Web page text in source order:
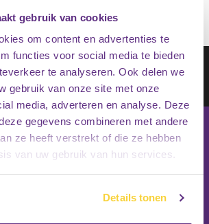
gebruik van cookies
om content en advertenties te
functies voor social media te bieden
te analyseren. Ook delen we
gebruik van onze site met onze
media, adverteren en analyse. Deze
gegevens combineren met andere
ze heeft verstrekt of die ze hebben
van uw gebruik van hun services.
Details tonen
je in op onze nieuwsbrief
Inschrijven